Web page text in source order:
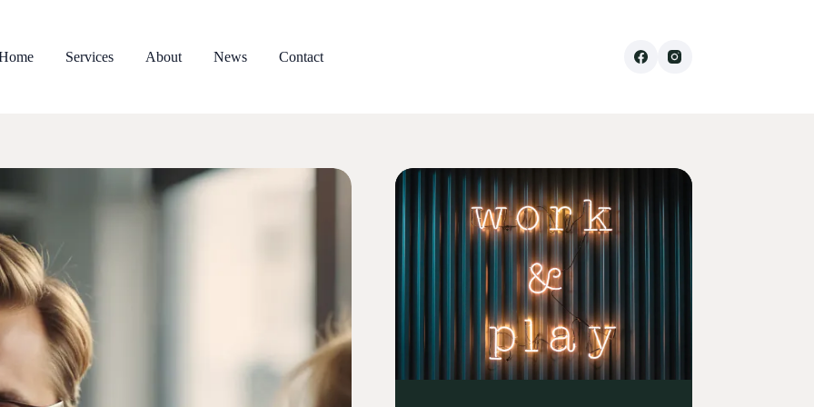
Services About News Contact